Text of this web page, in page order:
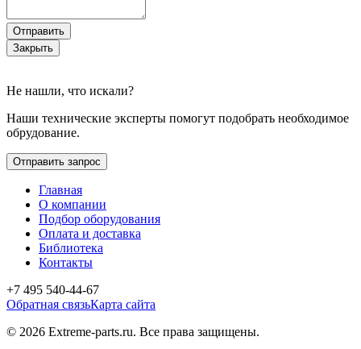
Отправить
Закрыть
Не нашли, что искали?
Наши технические эксперты помогут подобрать необходимое
обрудование.
Отправить запрос
Главная
О компании
Подбор оборудования
Оплата и доставка
Библиотека
Контакты
+7 495 540-44-67
Обратная связьКарта сайта
© 2026 Extreme-parts.ru. Все права защищены.